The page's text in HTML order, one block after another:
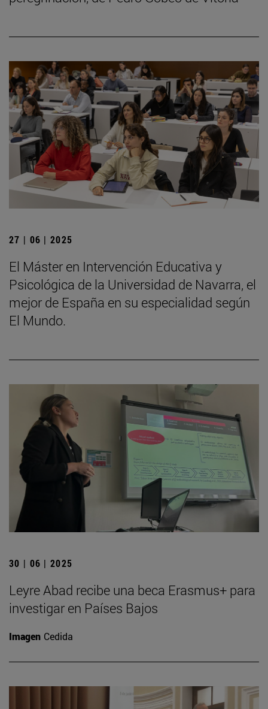
27 | 06 | 2025
El Máster en Intervención Educativa y
Psicológica de la Universidad de Navarra, el
mejor de España en su especialidad según
El Mundo.
30 | 06 | 2025
Leyre Abad recibe una beca Erasmus+ para
investigar en Países Bajos
Imagen Cedida